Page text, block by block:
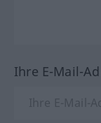
Ihre E-Mail-